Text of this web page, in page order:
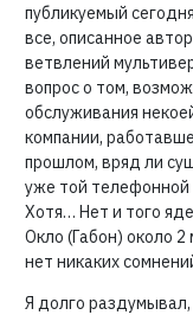
публикуемый
все, описанное
ветвлений
вопрос о том,
обслуживания
компании,
прошлом, вряд ли
уже той телефонной
Хотя… Нет и того
Окло (Габон) около
нет никаких
Я долго раздумывал,